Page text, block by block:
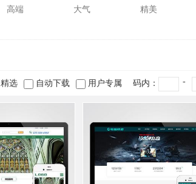
高端 大气 精美
精选 自动下载 用户专属 码内： -